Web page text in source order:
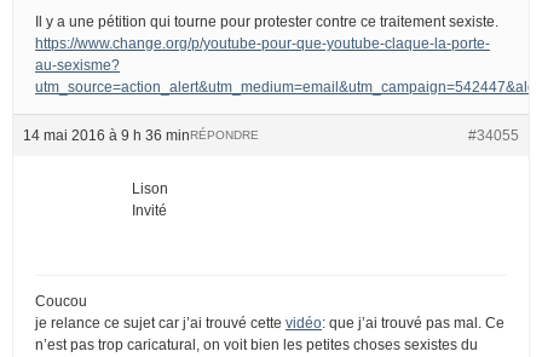
Il y a une pétition qui tourne pour protester contre ce traitement sexiste.
https://www.change.org/p/youtube-pour-que-youtube-claque-la-porte-
au-sexisme?
14 mai 2016 à 9 h 36 min #34055
RÉPONDRE
Lison
Invité
Coucou
je relance ce sujet car j’ai trouvé cette vidéo: que j’ai trouvé pas mal. Ce
n’est pas trop caricatural, on voit bien les petites choses sexistes du